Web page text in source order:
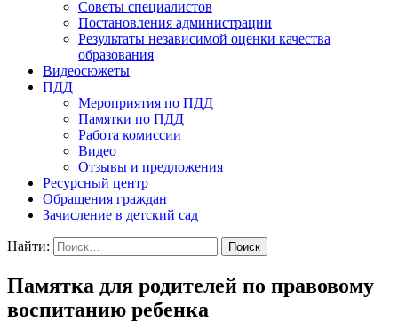
Советы специалистов
Постановления администрации
Результаты независимой оценки качества
образования
Видеосюжеты
ПДД
Мероприятия по ПДД
Памятки по ПДД
Работа комиссии
Видео
Отзывы и предложения
Ресурсный центр
Обращения граждан
Зачисление в детский сад
Найти:
Памятка для родителей по правовому
воспитанию ребенка